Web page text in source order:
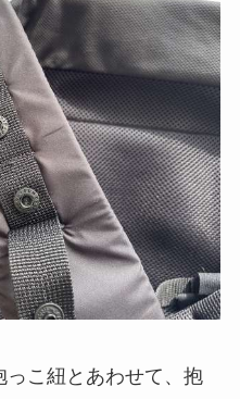
こ紐とあわせて、抱